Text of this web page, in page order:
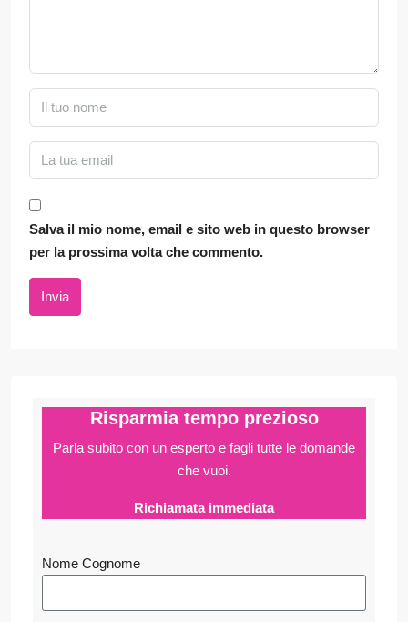
Salva il mio nome, email e sito web in questo browser
per la prossima volta che commento.
Invia
Risparmia tempo prezioso
Parla subito con un esperto e fagli tutte le domande
che vuoi.
Richiamata immediata
Nome Cognome